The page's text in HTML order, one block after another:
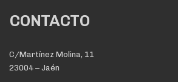
CONTACTO
C/Martínez Molina, 11
23004 – Jaén